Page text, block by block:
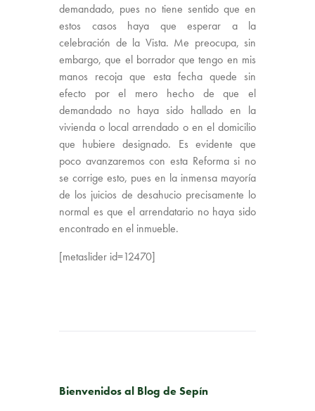
demandado, pues no tiene sentido que en
estos casos haya que esperar a la
celebración de la Vista. Me preocupa, sin
embargo, que el borrador que tengo en mis
manos recoja que esta fecha quede sin
efecto por el mero hecho de que el
demandado no haya sido hallado en la
vivienda o local arrendado o en el domicilio
que hubiere designado. Es evidente que
poco avanzaremos con esta Reforma si no
se corrige esto, pues en la inmensa mayoría
de los juicios de desahucio precisamente lo
normal es que el arrendatario no haya sido
encontrado en el inmueble.
[metaslider id=12470]
Bienvenidos al Blog de Sepín